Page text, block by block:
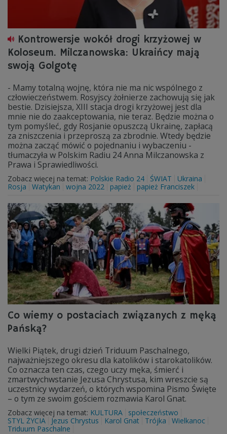
Kontrowersje wokół drogi krzyżowej w
Koloseum. Milczanowska: Ukraińcy mają
swoją Golgotę
- Mamy totalną wojnę, która nie ma nic wspólnego z
człowieczeństwem. Rosyjscy żołnierze zachowują się jak
bestie. Dzisiejsza, XIII stacja drogi krzyżowej jest dla
mnie nie do zaakceptowania, nie teraz. Będzie można o
tym pomyśleć, gdy Rosjanie opuszczą Ukrainę, zapłacą
za zniszczenia i przeproszą za zbrodnie. Wtedy będzie
można zacząć mówić o pojednaniu i wybaczeniu -
tłumaczyła w Polskim Radiu 24 Anna Milczanowska z
Prawa i Sprawiedliwości.
Zobacz więcej na temat: Polskie Radio 24 ŚWIAT
Ukraina
Rosja
Watykan wojna 2022 papież papież Franciszek
Co wiemy o postaciach związanych z męką
Pańską?
Wielki Piątek, drugi dzień Triduum Paschalnego,
najważniejszego okresu dla katolików i starokatolików.
Co oznacza ten czas, czego uczy męka, śmierć i
zmartwychwstanie Jezusa Chrystusa, kim wreszcie są
uczestnicy wydarzeń, o których wspomina Pismo Święte
– o tym ze swoim gościem rozmawia Karol Gnat.
Zobacz więcej na temat: KULTURA
społeczeństwo
STYL ŻYCIA
Jezus Chrystus Karol Gnat Trójka
Wielkanoc
Triduum Paschalne